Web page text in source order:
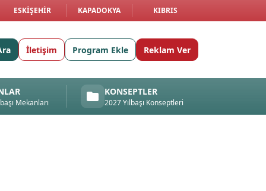
ESKIŞEHIR KAPADOKYA KIBRIS
İletişim Program Ekle Reklam Ver
Mekanları
KONSEPTLER
2027 Yılbaşı Konseptleri